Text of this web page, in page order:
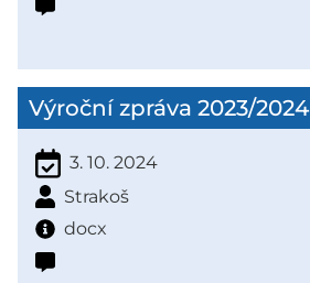
Výroční zpráva 2023/2024
3. 10. 2024
Strakoš
docx